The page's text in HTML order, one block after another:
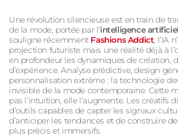
Une révolution silencieuse est en train de
de la mode, portée par l’intelligence
souligne récemment Fashions Addict , l’IA
projection futuriste mais une réalité déjà à
en profondeur les dynamiques de création,
d’expérience. Analyse prédictive, design
personnalisation extrême : la technologie
invisible de la mode contemporaine. Cette
pas l’intuition, elle l’augmente. Les créatifs
d’outils capables de capter les signaux
d’anticiper les tendances et de construire
plus précis et immersifs.